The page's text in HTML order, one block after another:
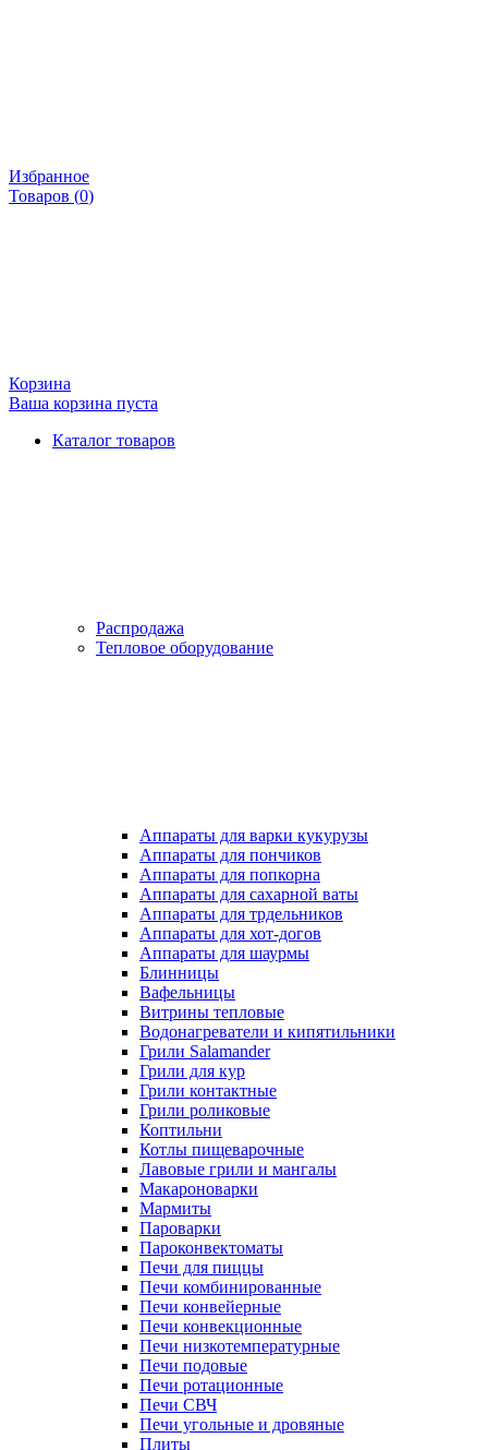
Избранное
Товаров (0)
Корзина
Ваша корзина пуста
Каталог товаров
Распродажа
Тепловое оборудование
Аппараты для варки кукурузы
Аппараты для пончиков
Аппараты для попкорна
Аппараты для сахарной ваты
Аппараты для трдельников
Аппараты для хот-догов
Аппараты для шаурмы
Блинницы
Вафельницы
Витрины тепловые
Водонагреватели и кипятильники
Грили Salamander
Грили для кур
Грили контактные
Грили роликовые
Коптильни
Котлы пищеварочные
Лавовые грили и мангалы
Макароноварки
Мармиты
Пароварки
Пароконвектоматы
Печи для пиццы
Печи комбинированные
Печи конвейерные
Печи конвекционные
Печи низкотемпературные
Печи подовые
Печи ротационные
Печи СВЧ
Печи угольные и дровяные
Плиты